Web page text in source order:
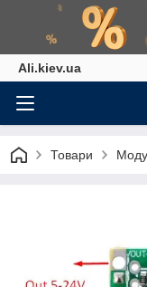
Ali.kiev.ua
Товари